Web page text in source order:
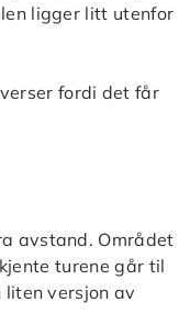
ligger litt utenfor
fordi det får
avstand. Området
turene går til
versjon av